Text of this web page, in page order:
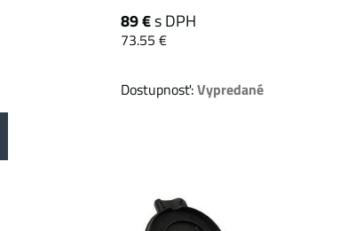
89 €s DPH
73.55 €
Dostupnosť:Vypredané